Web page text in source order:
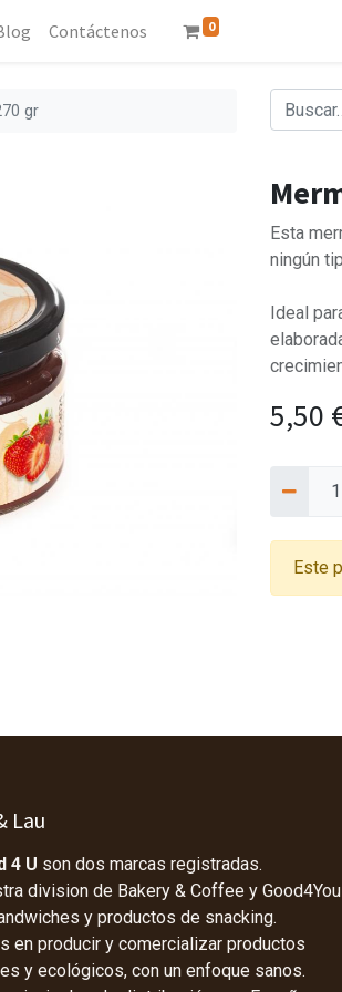
Contáctenos 0
gr
Esta
ningún
Ideal
5,50
Este
Lau
4 U son dos marcas registradas.
division de Bakery & Coffee y Good4You
y productos de snacking.
en producir y comercializar productos
y ecológicos, con un enfoque sanos.